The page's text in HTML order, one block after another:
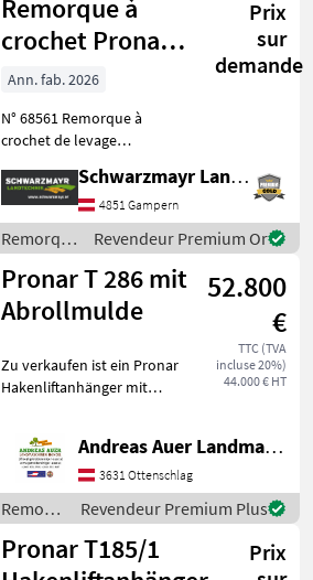
Remorque à
crochet Pronar
T286
Prix
sur
demande
Ann. fab. 2026
N° 68561 Remorque à
crochet de levage
Châssis tandem avec
suspension parabolique,
entraxe de 1 810 mm Essieu
arrière suiveur avec blocage
h
Schwarzmayr Landtechnik GmbH - Gampern
4851 Gampern
Remorques
/ Pronar
Revendeur Premium Or
Pronar T 286 mit
Abrollmulde
52.800
€
TTC (TVA
incluse 20%)
44.000 € HT
Zu verkaufen ist ein Pronar
Hakenliftanhänger mit
Knickdeichsel. Zusätzliche
Ausstattung
Hakenliftanhänger: -
Beleuchtung mi
Andreas Auer Landmaschinen Handel
3631 Ottenschlag
Remorques
/ Pronar
Revendeur Premium Plus
Pronar T185/1
Prix